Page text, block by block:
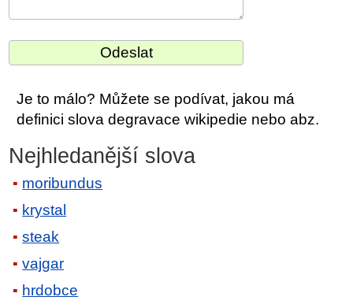
Je to málo? Můžete se podívat, jakou má
definici slova degravace wikipedie nebo abz.
Nejhledanější slova
moribundus
krystal
steak
vajgar
hrdobce